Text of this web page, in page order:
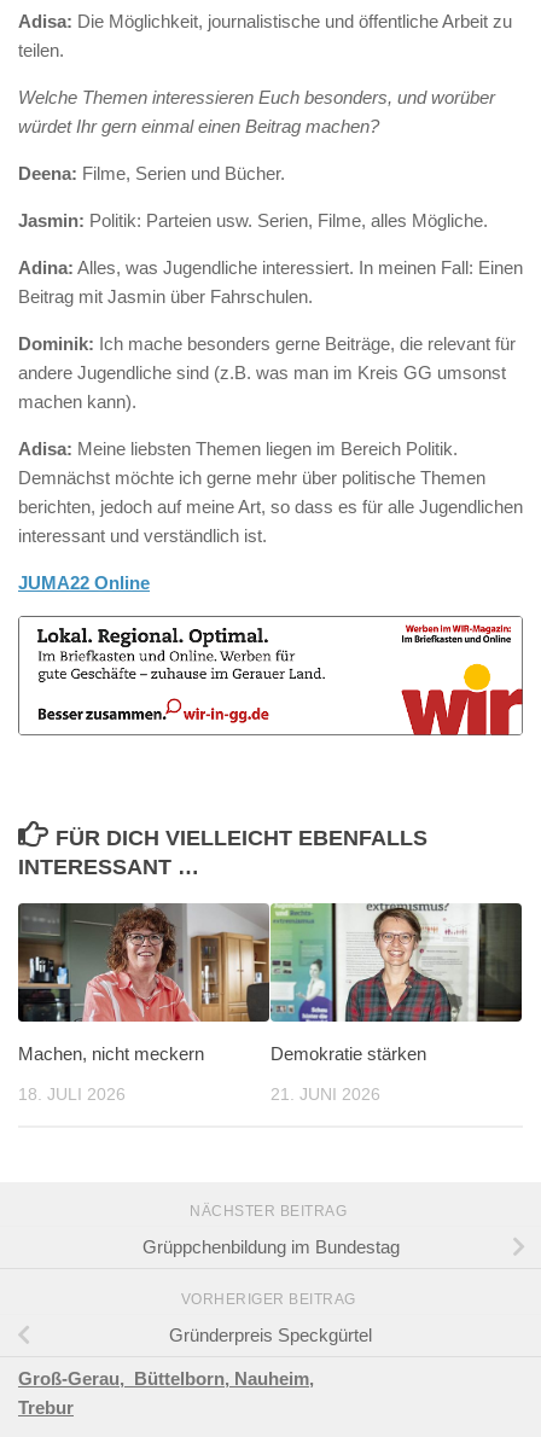
Adisa: Die Möglichkeit, journalistische und öffentliche Arbeit zu
teilen.
Welche Themen interessieren Euch besonders, und worüber
würdet Ihr gern einmal einen Beitrag machen?
Deena: Filme, Serien und Bücher.
Jasmin: Politik: Parteien usw. Serien, Filme, alles Mögliche.
Adina: Alles, was Jugendliche interessiert. In meinen Fall: Einen
Beitrag mit Jasmin über Fahrschulen.
Dominik: Ich mache besonders gerne Beiträge, die relevant für
andere Jugendliche sind (z.B. was man im Kreis GG umsonst
machen kann).
Adisa: Meine liebsten Themen liegen im Bereich Politik.
Demnächst möchte ich gerne mehr über politische Themen
berichten, jedoch auf meine Art, so dass es für alle Jugendlichen
interessant und verständlich ist.
JUMA22 Online
FÜR DICH VIELLEICHT EBENFALLS
INTERESSANT …
Machen, nicht meckern
18. JULI 2026
Demokratie stärken
21. JUNI 2026
NÄCHSTER BEITRAG
Grüppchenbildung im Bundestag
VORHERIGER BEITRAG
Gründerpreis Speckgürtel
Groß-Gerau, Büttelborn, Nauheim,
Trebur